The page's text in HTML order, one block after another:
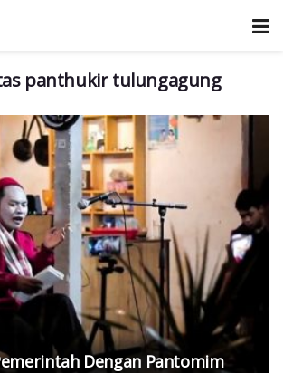
panthukir tulungagung
Dengan Pantomim